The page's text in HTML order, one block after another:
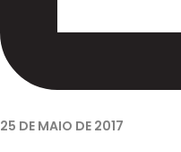
25 DE MAIO DE 2017